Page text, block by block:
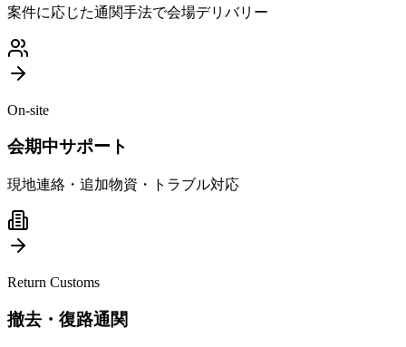
案件に応じた通関手法で会場デリバリー
On-site
会期中サポート
現地連絡・追加物資・トラブル対応
Return Customs
撤去・復路通関